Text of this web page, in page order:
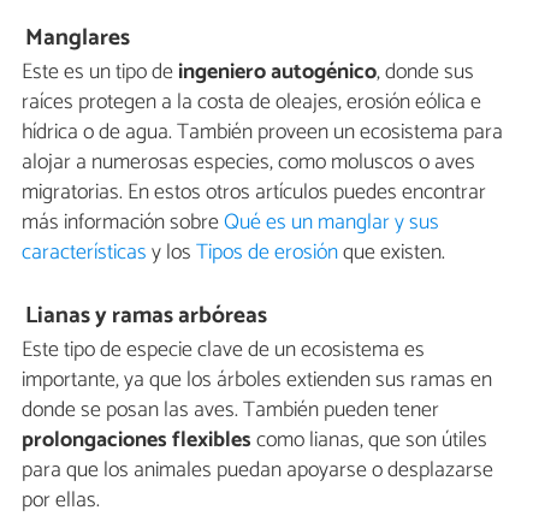
Manglares
Este es un tipo deingeniero autogénico, donde sus
raíces protegen a la costa de oleajes, erosión eólica e
hídrica o de agua. También proveen un ecosistema para
alojar a numerosas especies, como moluscos o aves
migratorias. En estos otros artículos puedes encontrar
más información sobreQué es un manglar y sus
característicasy losTipos de erosiónque existen.
Lianas y ramas arbóreas
Este tipo de especie clave de un ecosistema es
importante, ya que los árboles extienden sus ramas en
donde se posan las aves. También pueden tener
prolongaciones flexiblescomo lianas, que son útiles
para que los animales puedan apoyarse o desplazarse
por ellas.